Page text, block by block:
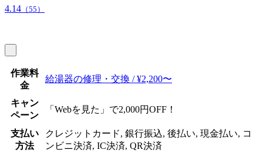
4.14 （55）
作業料
金
給湯器の修理・交換 / ¥2,200〜
キャン
ペーン
「Webを見た」で2,000円OFF！
支払い
方法
クレジットカード, 銀行振込, 後払い, 現金払い, コ
ンビニ決済, IC決済, QR決済